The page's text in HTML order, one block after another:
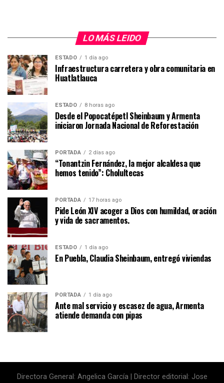
LO MÁS LEIDO
ESTADO 1 día ago
Infraestructura carretera y obra comunitaria en
Huatlatlauca
ESTADO 8 horas ago
Desde el Popocatépetl Sheinbaum y Armenta
iniciaron Jornada Nacional de Reforestación
PORTADA 2 días ago
“Tonantzin Fernández, la mejor alcaldesa que
hemos tenido”: Cholultecas
PORTADA 17 horas ago
Pide León XIV acoger a Dios con humildad, oración
y vida de sacramentos.
ESTADO 1 día ago
En Puebla, Claudia Sheinbaum, entregó viviendas
PORTADA 1 día ago
Ante mal servicio y escasez de agua, Armenta
atiende demanda con pipas
Directora General: Angelica García | Director editorial: Jose